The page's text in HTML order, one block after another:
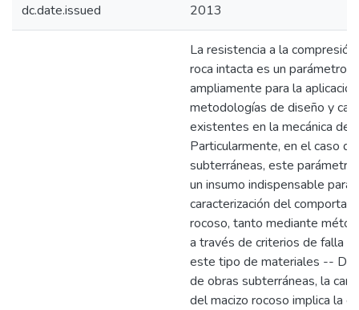
dc.date.issued 2013
La resistencia a la
roca intacta es un parámetro
ampliamente para la
metodologías de diseño y
existentes en la mecánica de
Particularmente, en el caso
subterráneas, este
un insumo indispensable para
caracterización del
rocoso, tanto mediante
a través de criterios de falla
este tipo de materiales --
de obras subterráneas, la
del macizo rocoso implica la